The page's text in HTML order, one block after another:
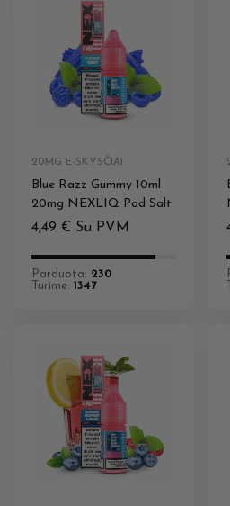
20MG E-SKYSČIAI
Blue Razz Gummy 10ml
20mg NEXLIQ Pod Salt
4,49 € Su PVM
Parduota: 230
Turime: 1347